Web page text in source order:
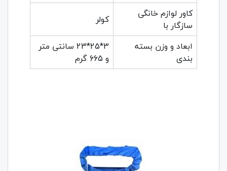
کاور لوازم خانگی
سازگار با
کولر
ابعاد و وزن بسته
بندی
3*25*23 سانتی متر
و 665 گرم